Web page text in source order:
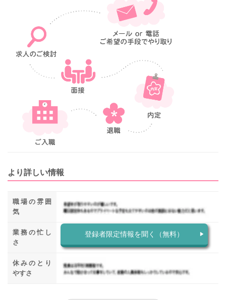
より詳しい情報
職場の雰囲
気
業務の忙し
さ
休みのとり
やすさ
登録者限定情報を聞く（無料）